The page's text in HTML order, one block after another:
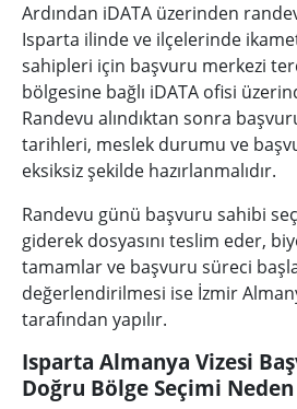
Ardından iDATA üzerinden
Isparta ilinde ve ilçelerinde
sahipleri için başvuru merkezi
bölgesine bağlı iDATA ofisi
Randevu alındıktan sonra
tarihleri, meslek durumu ve
eksiksiz şekilde hazırlanmalıdır.
Randevu günü başvuru sahibi
giderek dosyasını teslim eder,
tamamlar ve başvuru süreci
değerlendirilmesi ise İzmir
tarafından yapılır.
Isparta Almanya Vizesi
Doğru Bölge Seçimi